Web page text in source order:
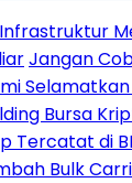
Jangan
Bursa
Tercatat di
Bulk